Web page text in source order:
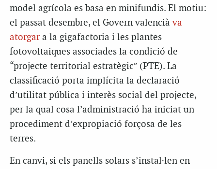
model agrícola es basa en minifundis. El motiu:
el passat desembre, el Govern valenciàva
atorgar a la gigafactoria i les plantes
fotovoltaiques associades la condició de
“projecte territorial estratègic” (PTE). La
classificació porta implícita la declaració
d’utilitat pública i interès social del projecte,
per la qual cosa l’administració ha iniciat un
procediment d’expropiació forçosa de les
terres.
En canvi, si els panells solars s’instal·len en